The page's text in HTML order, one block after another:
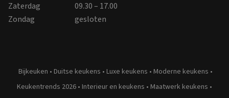
Zaterdag
09.30 – 17.00
Zondag
gesloten
Bijkeuken • Duitse keukens • Luxe keukens • Moderne keukens •
Keukentrends 2026 • Interieur en keukens • Maatwerk keukens •